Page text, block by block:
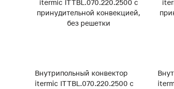
Внутрипольный конвектор
itermic ITTBL.070.220.2500 с